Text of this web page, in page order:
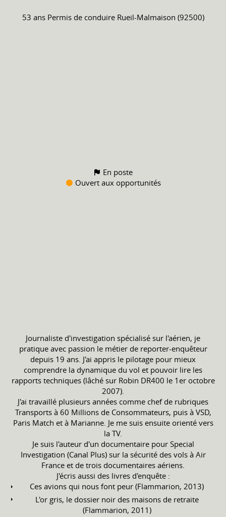
53 ans Permis de conduire Rueil-Malmaison (92500)
En poste
Ouvert aux opportunités
Journaliste d'investigation spécialisé sur l'aérien, je
pratique avec passion le métier de reporter-enquêteur
depuis 19 ans. J'ai appris le pilotage pour mieux
comprendre la dynamique du vol et pouvoir lire les
rapports techniques (lâché sur Robin DR400 le 1er octobre
2007).
J'ai travaillé plusieurs années comme chef de rubriques
Transports à 60 Millions de Consommateurs, puis à VSD,
Paris Match et à Marianne. Je me suis ensuite orienté vers
la TV.
Je suis l'auteur d'un documentaire pour Special
Investigation (Canal Plus) sur la sécurité des vols à Air
France et de trois documentaires aériens.
J'écris aussi des livres d'enquête :
Ces avions qui nous font peur (Flammarion, 2013)
L'or gris, le dossier noir des maisons de retraite
(Flammarion, 2011)